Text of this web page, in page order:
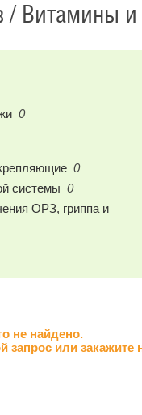
/ Витамины
0
0
системы 0
ОРЗ, гриппа и
не найдено.
запрос или